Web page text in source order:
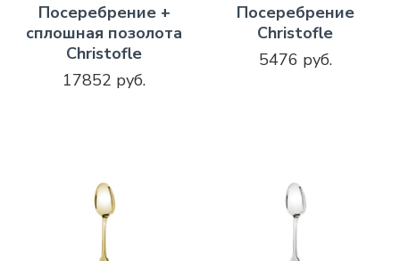
Посеребрение +
сплошная позолота
Christofle
17852 руб.
Посеребрение
Christofle
5476 руб.